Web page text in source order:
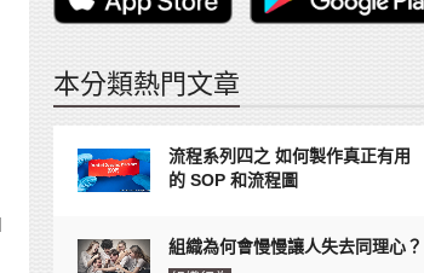
本分類熱門文章
流程系列四之 如何製作真正有用
的 SOP 和流程圖
組織為何會慢慢讓人失去同理心？